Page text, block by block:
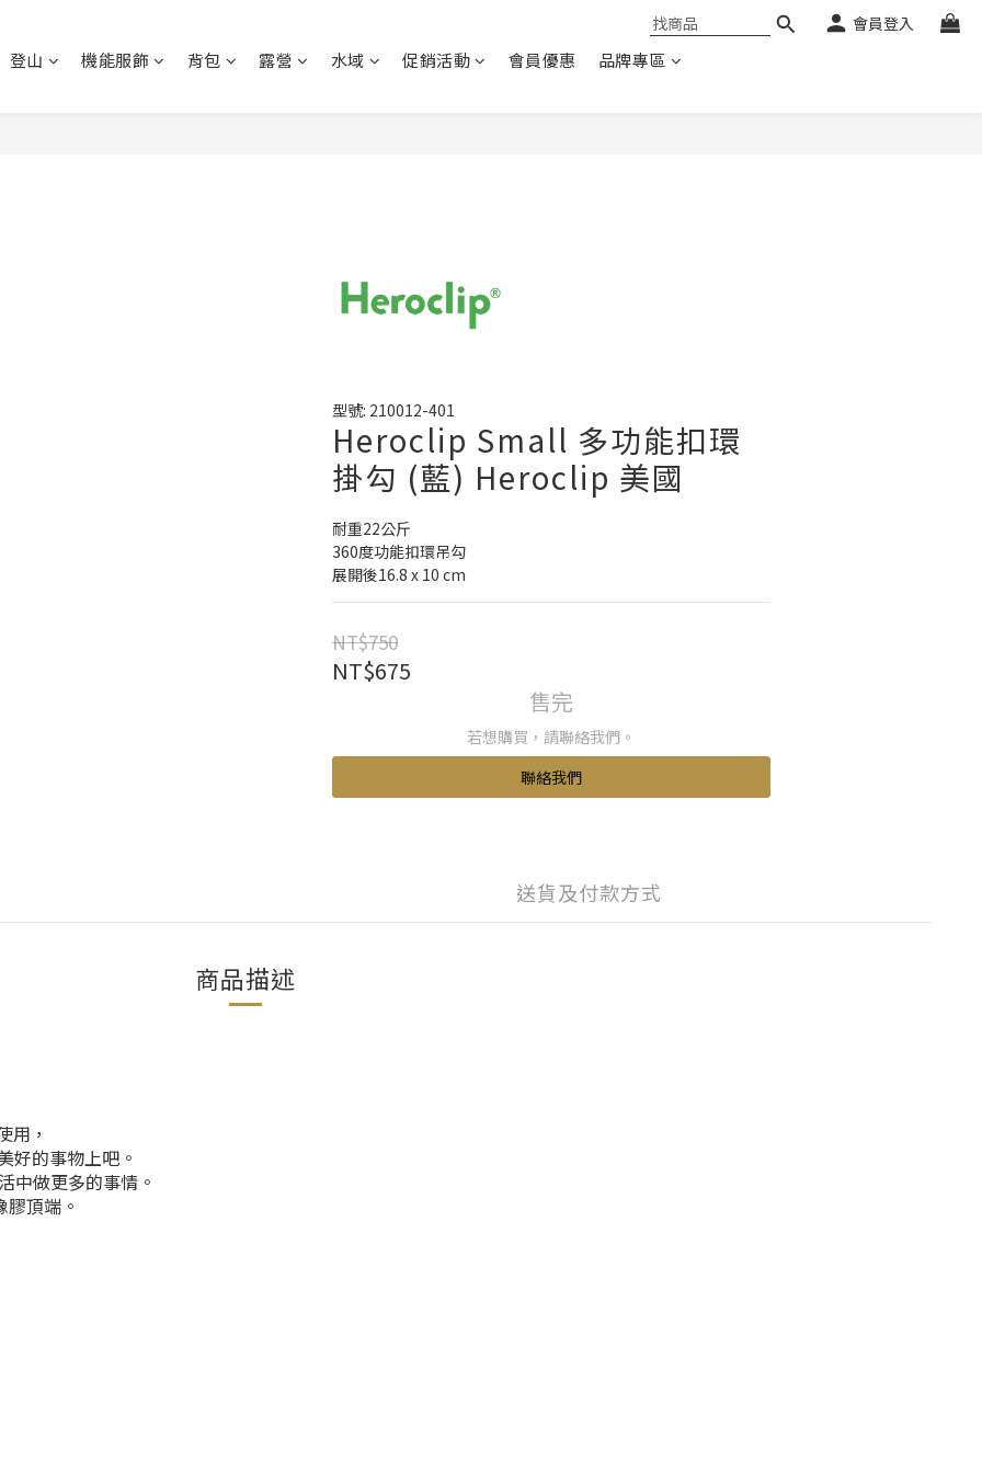
會員登入
登山 機能服飾 背包 露營 水域 促銷活動 會員優惠 品牌專區
型號: 210012-401
Heroclip Small 多功能扣環
掛勾 (藍) Heroclip 美國
耐重22公斤
360度功能扣環吊勾
展開後16.8 x 10 cm
NT$750
NT$675
售完
若想購買，請聯絡我們。
聯絡我們
送貨及付款方式
商品描述
用，
好的事物上吧。
中做更多的事情。
頂端。